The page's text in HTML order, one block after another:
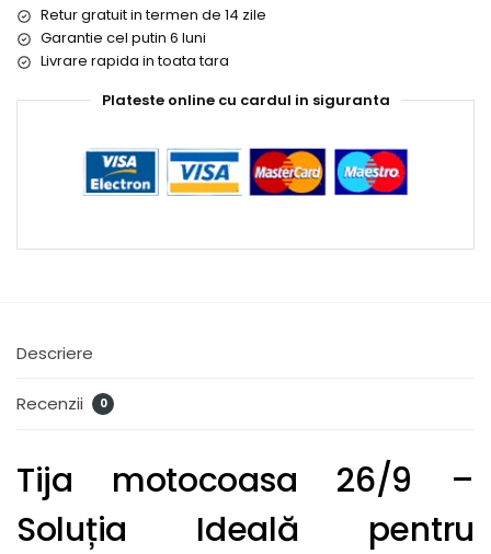
Retur gratuit in termen de 14 zile
Garantie cel putin 6 luni
Livrare rapida in toata tara
Plateste online cu cardul in siguranta
Descriere
Recenzii 0
Tija motocoasa 26/9 –
Soluția Ideală pentru